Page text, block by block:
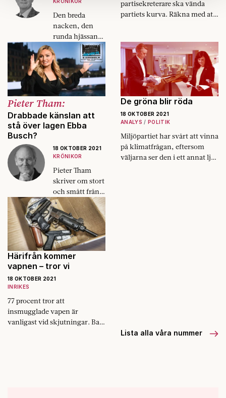
Om du vill läsa mer om hur vi hanterar personuppgifter
kan du göra det
Den breda
nacken, den
runda hjässan…
Det är farligt
med fysionomi.
Halkar man in,
är det svårt att
halka ut.
partisekreterare ska vända
partiets kurva. Räkna med att
Pieter Tham:
Drabbade känslan att
stå över lagen Ebba
Busch?
18 OKTOBER 2021
KRÖNIKOR
Pieter Tham
skriver om stort
och smått från
sitt
elfenbenstorn
på Djursholm.
Denna gång
författares
upproriska ådra
och deras
benägenhet att
De gröna blir röda
18 OKTOBER 2021
ANALYS
POLITIK
Miljöpartiet har svårt att vinna
på klimatfrågan, eftersom
väljarna ser den i ett annat ljus
Härifrån kommer
vapnen – tror vi
18 OKTOBER 2021
INRIKES
77 procent tror att
insmugglade vapen är
vanligast vid skjutningar. Bara
Lista alla våra nummer